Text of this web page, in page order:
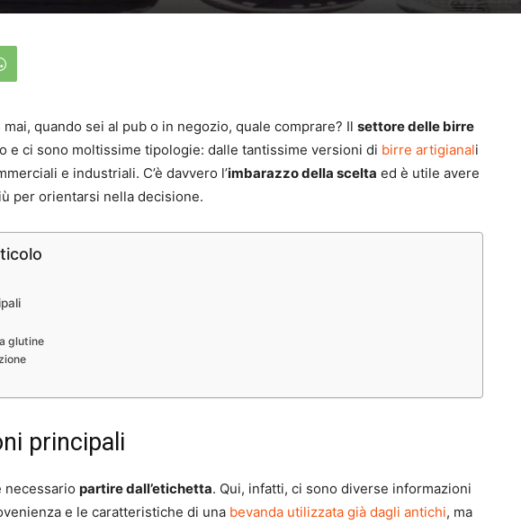
quando sei al pub o in negozio, quale comprare? Il settore delle birre
e ci sono moltissime tipologie: dalle tantissime versioni di birre artigianali
e industriali. C’è davvero l’imbarazzo della scelta ed è utile avere
per orientarsi nella decisione.
glutine
principali
necessario partire dall’etichetta. Qui, infatti, ci sono diverse informazioni
e le caratteristiche di una bevanda utilizzata già dagli antichi, ma